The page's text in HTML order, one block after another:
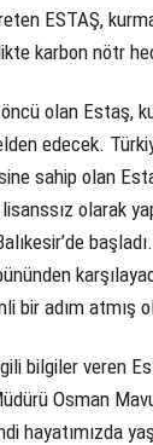
ESTAŞ,
karbon nötr
olan Estaş,
edecek.
sahip olan
olarak
bir adım atmış
bilgiler veren
Osman
hayatımızda